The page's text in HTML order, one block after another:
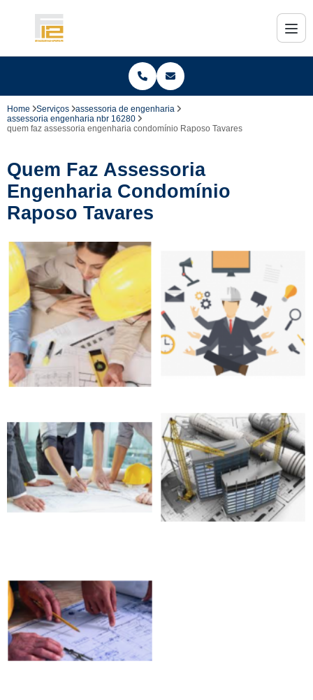
Home Serviços
assessoria de engenharia
assessoria engenharia nbr 16280
quem faz assessoria engenharia condomínio Raposo Tavares
Quem Faz Assessoria
Engenharia Condomínio
Raposo Tavares